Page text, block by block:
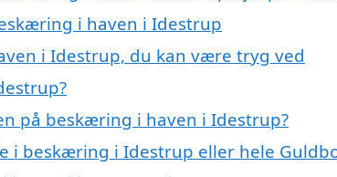
i haven i Idestrup
i Idestrup, du kan være tryg ved
på beskæring i haven i Idestrup?
i beskæring i Idestrup eller hele